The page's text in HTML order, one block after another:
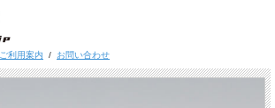
ご利用案内 / お問い合わせ